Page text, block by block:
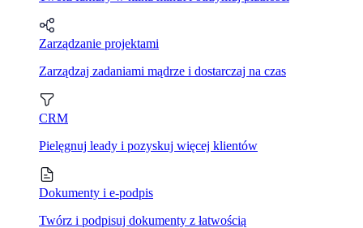
Zarządzanie projektami
Zarządzaj zadaniami mądrze i dostarczaj na czas
CRM
Pielęgnuj leady i pozyskuj więcej klientów
Dokumenty i e-podpis
Twórz i podpisuj dokumenty z łatwością